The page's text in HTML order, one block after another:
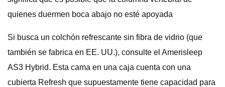
quienes duermen boca abajo no esté apoyada
Si busca un colchón refrescante sin fibra de vidrio (que
también se fabrica en EE. UU.), consulte el Amerisleep
AS3 Hybrid. Esta cama en una caja cuenta con una
cubierta Refresh que supuestamente tiene capacidad para